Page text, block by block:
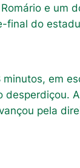
e um
final do
em
pela